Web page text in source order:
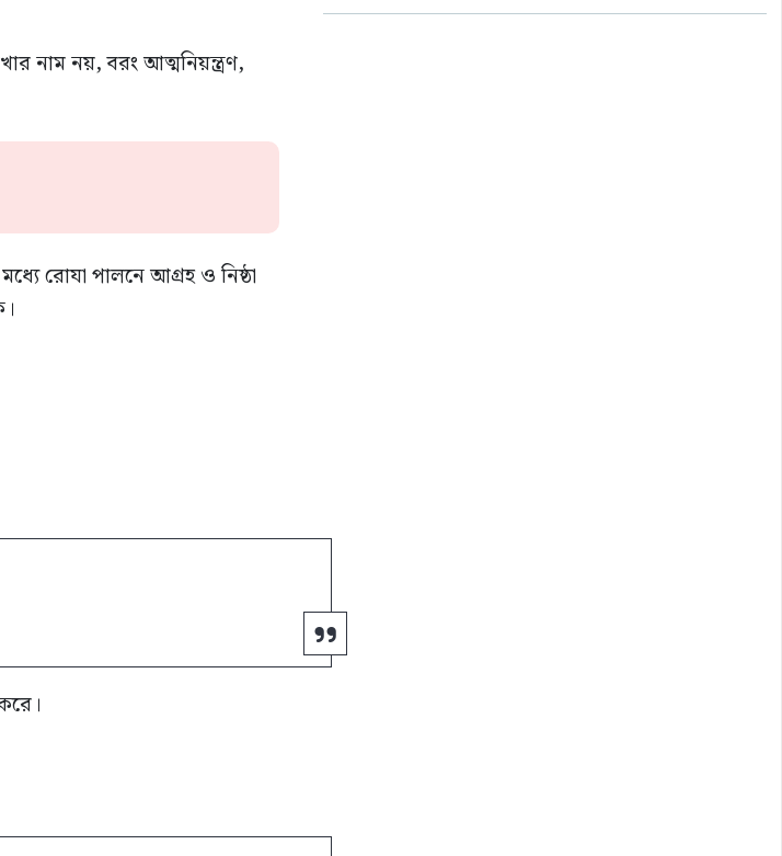
নাম নয়, বরং আত্মনিয়ন্ত্রণ,
রোযা পালনে আগ্রহ ও নিষ্ঠা